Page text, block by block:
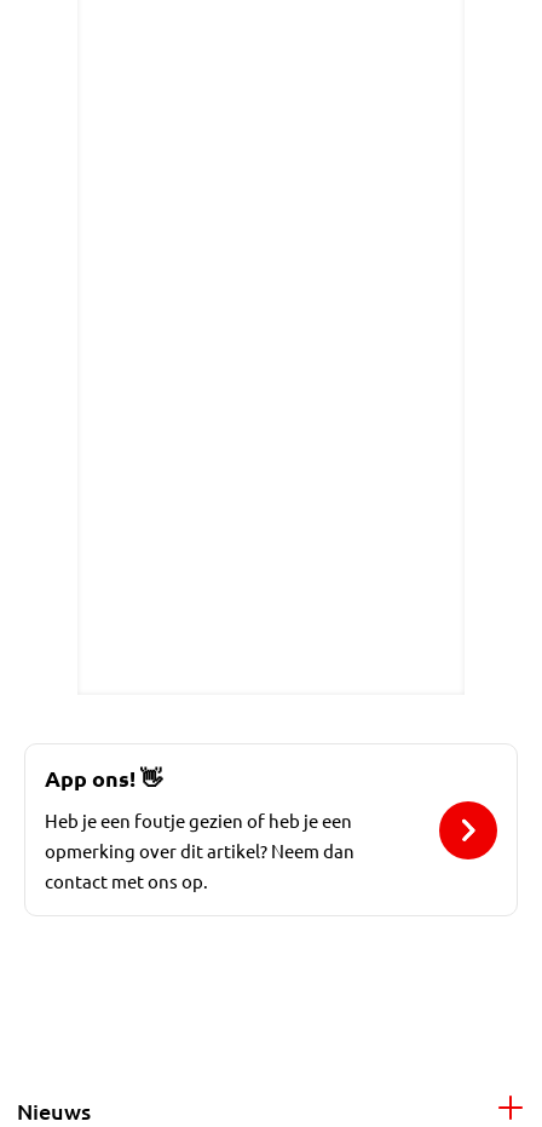
App ons!👋
Heb je een foutje gezien of heb je een
opmerking over dit artikel? Neem dan
contact met ons op.
Nieuws